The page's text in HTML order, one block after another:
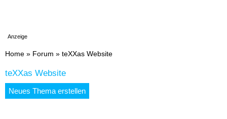
Anzeige
Home » Forum » teXXas Website
teXXas Website
Neues Thema erstellen